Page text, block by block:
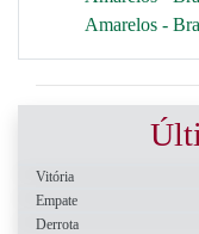
Amarelos -
Vitória
Empate
Derrota